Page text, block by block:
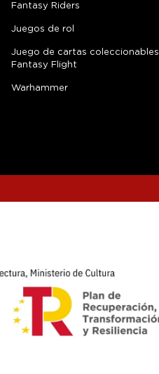
Fantasy Riders
Juegos de rol
Juego de cartas coleccionables
Fantasy Flight
Warhammer